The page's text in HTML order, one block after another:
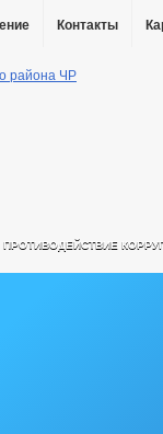
Контакты
ПРОТИВОДЕЙСТВИЕ